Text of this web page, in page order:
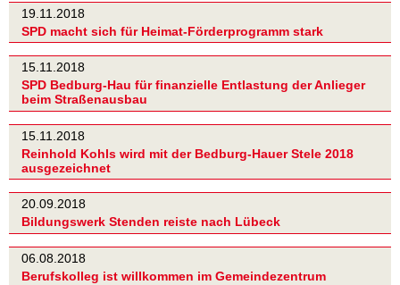
19.11.2018
SPD macht sich für Heimat-Förderprogramm stark
15.11.2018
SPD Bedburg-Hau für finanzielle Entlastung der Anlieger
beim Straßenausbau
15.11.2018
Reinhold Kohls wird mit der Bedburg-Hauer Stele 2018
ausgezeichnet
20.09.2018
Bildungswerk Stenden reiste nach Lübeck
06.08.2018
Berufskolleg ist willkommen im Gemeindezentrum